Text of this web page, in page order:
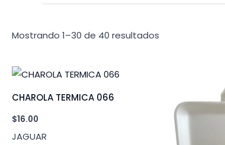
Mostrando 1–30 de 40 resultados
CHAROLA TERMICA 066
$16.00
JAGUAR